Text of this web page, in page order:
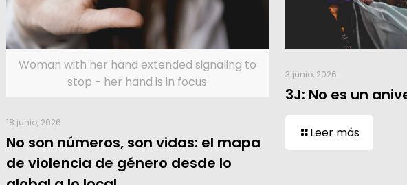
Woman with her hand extended signaling to
stop - her hand is in focus
18 junio, 2026
No son números, son vidas: el mapa
de violencia de género desde lo
3 junio, 2026
3J: No es un
Leer más